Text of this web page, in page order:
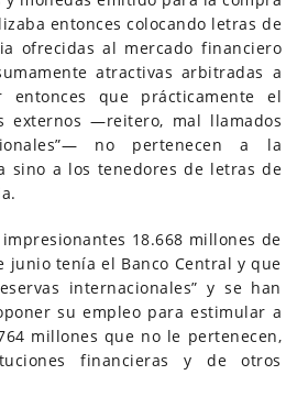
entonces colocando letras de
ofrecidas al mercado financiero
atractivas arbitradas a
entonces que prácticamente el
externos —reitero, mal llamados
no pertenecen a la
sino a los tenedores de letras de
18.668 millones de
junio tenía el Banco Central y que
internacionales” y se han
su empleo para estimular a
millones que no le pertenecen,
financieras y de otros